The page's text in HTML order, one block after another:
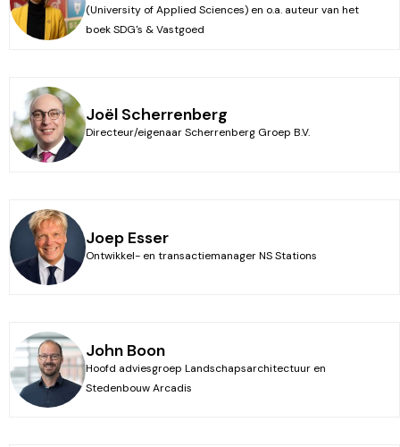
(University of Applied Sciences) en o.a. auteur van het
boek SDG's & Vastgoed
Joël Scherrenberg
Directeur/eigenaar Scherrenberg Groep B.V.
Joep Esser
Ontwikkel- en transactiemanager NS Stations
John Boon
Hoofd adviesgroep Landschapsarchitectuur en
Stedenbouw Arcadis